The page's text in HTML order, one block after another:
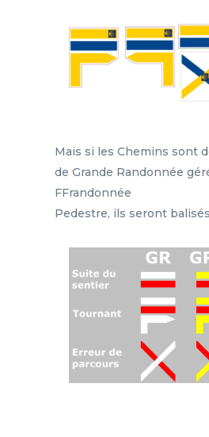
Mais si les Chemins sont
de Grande Randonnée
FFrandonnée
Pedestre, ils seront